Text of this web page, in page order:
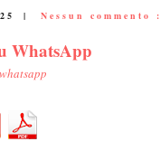
| Nessun commento :
WhatsApp
whatsapp